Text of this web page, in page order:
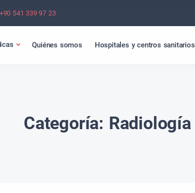
+90 541 339 97 23
Quiénes somos Hospitales y centros sanitarios
Categoría: Radiología